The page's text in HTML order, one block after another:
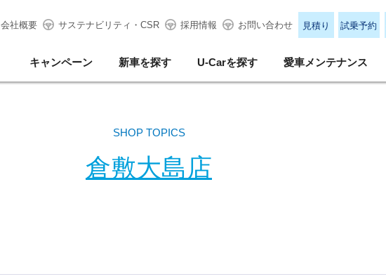
会社概要 サステナビリティ・CSR 採用情報 お問い合わせ 見積り 試乗予約
キャンペーン 新車を探す U-Carを探す 愛車メンテナンス
SHOP TOPICS
倉敷大島店